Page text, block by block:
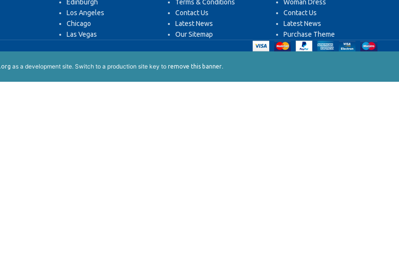
Edinburgh
Los Angeles
Chicago
Las Vegas
Terms & Conditions
Contact Us
Latest News
Our Sitemap
Woman Dress
Contact Us
Latest News
Purchase Theme
as a development site. Switch to a production site key to remove this banner.